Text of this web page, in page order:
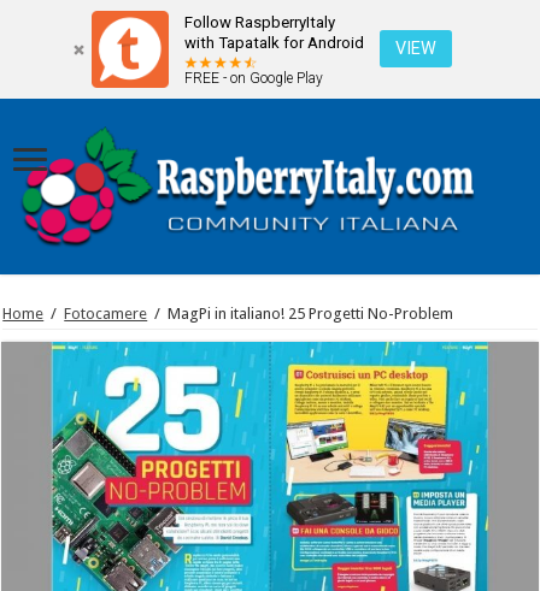
Follow RaspberryItaly
with Tapatalk for Android
FREE - on Google Play
VIEW
Home / Fotocamere / MagPi in italiano! 25 Progetti No-Problem